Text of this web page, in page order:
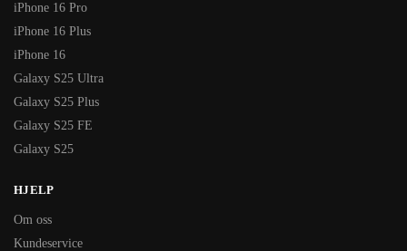
iPhone 16 Pro
iPhone 16 Plus
iPhone 16
Galaxy S25 Ultra
Galaxy S25 Plus
Galaxy S25 FE
Galaxy S25
HJELP
Om oss
Kundeservice